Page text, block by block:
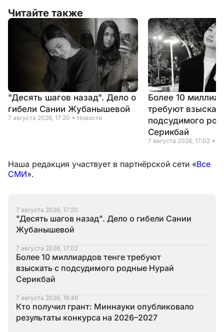
Читайте также
"Десять шагов назад". Дело о
гибели Сании Жубанышевой
7 августа 2026, 17:20 Новости
Более 10
требуют
подсудимого
Серикбай
7 августа 2026, 17:02
Наша редакция участвует в партнёрской сети «Все
СМИ».
7 августа 2026, 17:20
"Десять шагов назад". Дело о гибели Сании
Жубанышевой
7 августа 2026, 17:02
Более 10 миллиардов тенге требуют
взыскать с подсудимого родные Нурай
Серикбай
7 августа 2026, 16:46
Кто получил грант: Миннауки опубликовало
результаты конкурса на 2026–2027